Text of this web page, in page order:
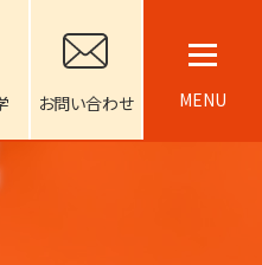
MENU
お問い合わせ